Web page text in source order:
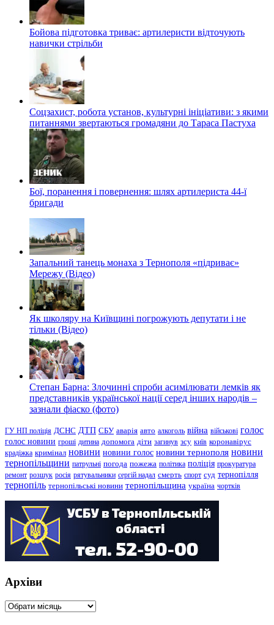
Бойова підготовка триває: артилеристи відточують
навички стрільби
Соцзахист, робота установ, культурні ініціативи: з якими
питаннями звертаються громадяни до Тараса Пастуха
Бої, поранення і повернення: шлях артилериста 44-ї
бригади
Запальний танець монаха з Тернополя «підриває»
Мережу (Відео)
Як школяру на Київщині погрожують депутати і не
тільки (Відео)
Степан Барна: Злочинні спроби асимілювати лемків як
представників української нації серед інших народів –
зазнали фіаско (фото)
ГУ НП поліція ДСНС ДТП СБУ аварія авто алкоголь війна військові голос
голос новини гроші дитина допомога діти загинув зсу київ коронавірус
крадіжка кримінал новини новини голос новини тернополя новини
тернопільщини патрульні погода пожежа політика поліція прокуратура
ремонт розшук росія рятувальники сергій надал смерть спорт суд тернопілля
тернопіль тернопільські новини тернопільщина україна чортків
Архіви
Архіви